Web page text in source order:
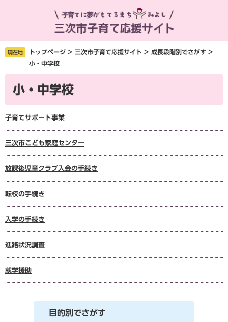
先
頭
を
飛
へ
現在地 トップページ > 三次市子育て応援サイト > 成長段階別でさがす >
小・中学校
小・中学校
子育てサポート事業
三次市こども家庭センター
放課後児童クラブ入会の手続き
転校の手続き
入学の手続き
進路状況調査
就学援助
目的別でさがす